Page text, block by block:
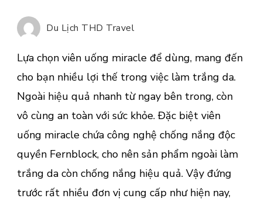
Du Lịch THD Travel
Lựa chọn viên uống miracle để dùng, mang đến
cho bạn nhiều lợi thế trong việc làm trắng da.
Ngoài hiệu quả nhanh từ ngay bên trong, còn
vô cùng an toàn với sức khỏe. Đặc biệt viên
uống miracle chứa công nghệ chống nắng độc
quyền Fernblock, cho nên sản phẩm ngoài làm
trắng da còn chống nắng hiệu quả. Vậy đứng
trước rất nhiều đơn vị cung cấp như hiện nay,